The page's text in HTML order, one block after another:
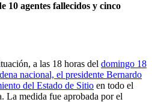
10 agentes fallecidos y cinco
a las 18 horas del domingo 18
nacional, el presidente Bernardo
del Estado de Sitio en todo el
La medida fue aprobada por el